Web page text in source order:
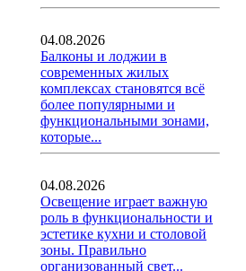
04.08.2026
Балконы и лоджии в
современных жилых
комплексах становятся всё
более популярными и
функциональными зонами,
которые...
04.08.2026
Освещение играет важную
роль в функциональности и
эстетике кухни и столовой
зоны. Правильно
организованный свет...